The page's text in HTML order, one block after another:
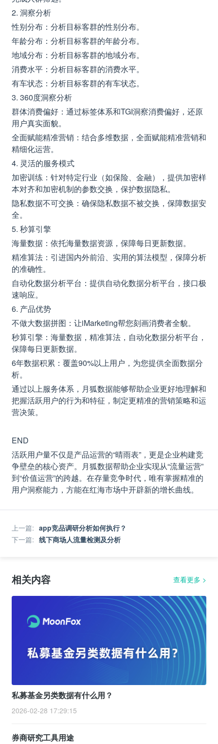
2. 洞察分析
性别分布：分析目标客群的性别分布。
年龄分布：分析目标客群的年龄分布。
地域分布：分析目标客群的地域分布。
消费水平：分析目标客群的消费水平。
有车状态：分析目标客群的有车状态。
3. 360度洞察分析
群体消费偏好：通过标签体系和TGI洞察消费偏好，还原
用户真实面貌。
全面赋能精准营销：结合多维数据，全面赋能精准营销和
精细化运营。
4. 灵活的服务模式
加密训练：针对特定行业（如保险、金融），提供加密样
本对齐和加密机制的参数交换，保护数据隐私。
隐私数据不可交换：确保隐私数据不被交换，保障数据安
全。
5. 秒算引擎
海量数据：依托海量数据资源，保障每日更新数据。
精准算法：引进国内外前沿、实用的算法模型，保障分析
的准确性。
自动化数据分析平台：提供自动化数据分析平台，接口极
速响应。
6. 产品优势
不做大数据拼图：让iMarketing帮您刻画消费者全貌。
秒算引擎：海量数据，精准算法，自动化数据分析平台，
保障每日更新数据。
6年数据积累：覆盖90%以上用户，为您提供全面数据分
析。
通过以上服务体系，月狐数据能够帮助企业更好地理解和
把握活跃用户的行为和特征，制定更精准的营销策略和运
营决策。
END
活跃用户量不仅是产品运营的“晴雨表”，更是企业构建竞
争壁垒的核心资产。月狐数据帮助企业实现从“流量运营”
到“价值运营”的跨越。在存量竞争时代，唯有掌握精准的
用户洞察能力，方能在红海市场中开辟新的增长曲线。
上一篇: app竞品调研分析如何执行？
下一篇: 线下商场人流量检测及分析
相关内容 查看更多 >
私募基金另类数据有什么用？
2026-02-28 17:29:15
券商研究工具用途